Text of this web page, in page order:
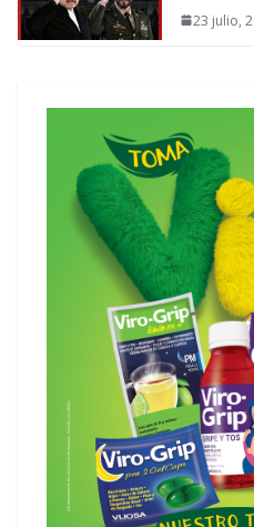
23 julio,